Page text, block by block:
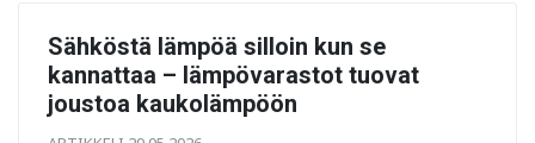
Sähköstä lämpöä silloin kun se
kannattaa – lämpövarastot tuovat
joustoa kaukolämpöön